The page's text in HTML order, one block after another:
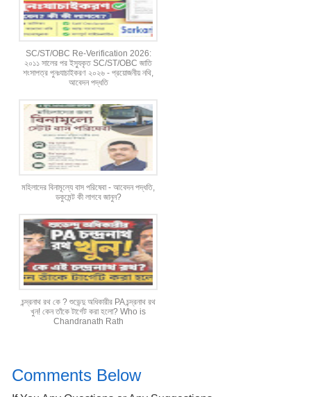
SC/ST/OBC Re-Verification 2026:
২০১১ সালের পর ইস্যুকৃত SC/ST/OBC জাতি
শংসাপত্র পুনঃযাচাইকরণ ২০২৬ - প্রয়োজনীয় নথি,
আবেদন পদ্ধতি
মহিলাদের বিনামূল্যে বাস পরিষেবা - আবেদন পদ্ধতি,
ডকুমেন্ট কী লাগবে জানুন?
চন্দ্রনাথ রথ কে ? শুভেন্দু অধিকারীর PA চন্দ্রনাথ রথ
খুন! কেন তাঁকে টার্গেট করা হলো? Who is
Chandranath Rath
Comments Below